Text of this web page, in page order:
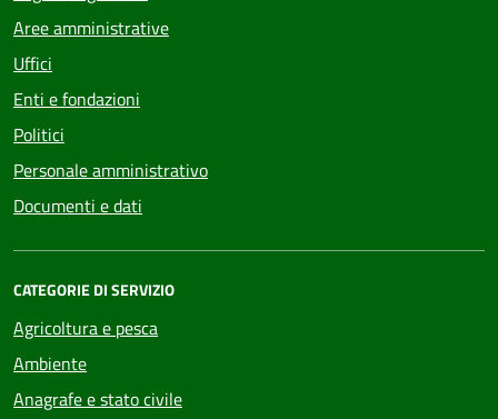
Aree amministrative
Uffici
Enti e fondazioni
Politici
Personale amministrativo
Documenti e dati
CATEGORIE DI SERVIZIO
Agricoltura e pesca
Ambiente
Anagrafe e stato civile